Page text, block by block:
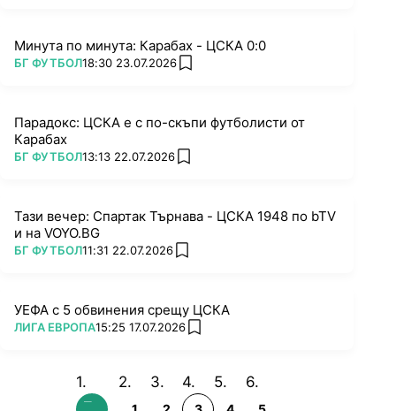
Минута по минута: Карабах - ЦСКА 0:0
ПОВЕЧЕ ОТ
БГ ФУТБОЛ18:30 23.07.2026 add favorites
Парадокс: ЦСКА е с по-скъпи футболисти от
Карабах
ПОВЕЧЕ ОТ
БГ ФУТБОЛ13:13 22.07.2026 add favorites
Тази вечер: Спартак Търнава - ЦСКА 1948 по bTV
и на VOYO.BG
ПОВЕЧЕ ОТ
БГ ФУТБОЛ11:31 22.07.2026 add favorites
УЕФА с 5 обвинения срещу ЦСКА
ПОВЕЧЕ ОТ
ЛИГА ЕВРОПА15:25 17.07.2026 add favorites